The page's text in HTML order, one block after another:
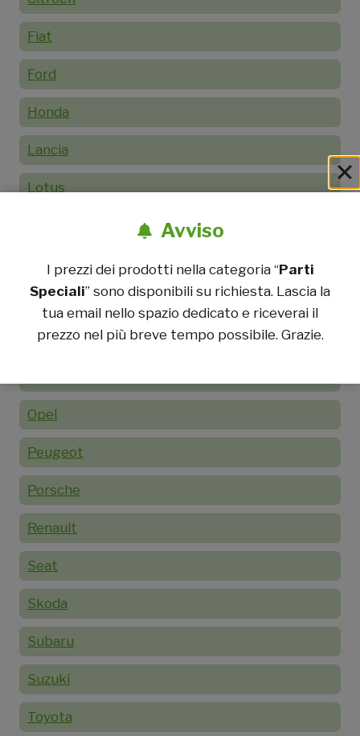
Fiat
Ford
Honda
Lancia
Lotus
Mercedes
Mini
Mitsubishi
Opel
Peugeot
Porsche
Renault
Seat
Skoda
Subaru
Suzuki
Toyota
Avviso
I prezzi dei prodotti nella categoria “Parti
Speciali” sono disponibili su richiesta. Lascia la
tua email nello spazio dedicato e riceverai il
prezzo nel più breve tempo possibile. Grazie.